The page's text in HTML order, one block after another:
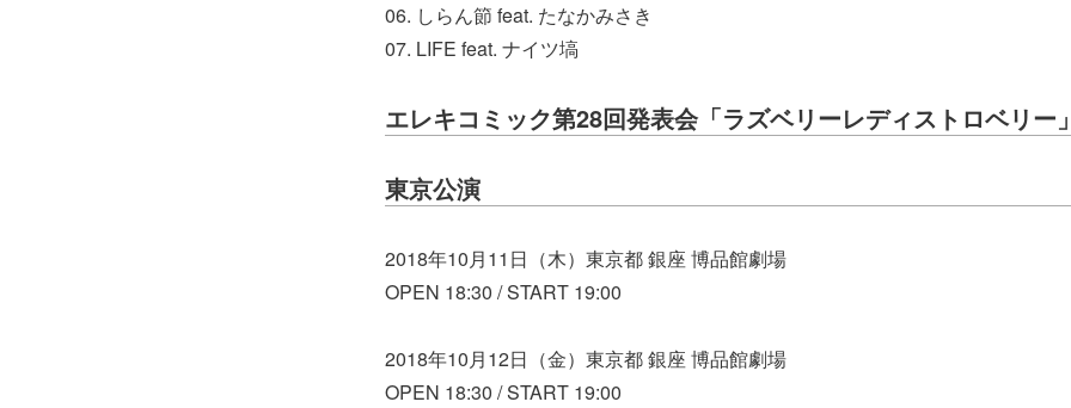
06. しらん節 feat. たなかみさき
07. LIFE feat. ナイツ塙
エレキコミック第28回発表会「ラズベリーレディストロベリー
東京公演
2018年10月11日（木）東京都 銀座 博品館劇場
OPEN 18:30 / START 19:00
2018年10月12日（金）東京都 銀座 博品館劇場
OPEN 18:30 / START 19:00